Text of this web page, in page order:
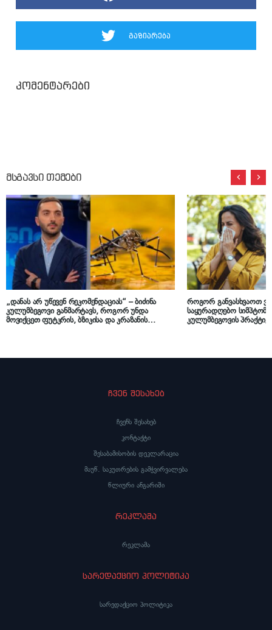
გაზიარება
კომენტარები
მსგავსი თემები
„დანას არ უწევენ რეკომენდაციას“ – ბიძინა
კულუმბეგოვი განმარტავს, როგორ უნდა
მოვიქცეთ ფუტკრის, ბზიკისა და კრაზანის
როგორ განვასხვაოთ
საყურადღებო
კულუმბეგოვის
ჩვენ შესახებ
ჩვენს შესახებ
კონტაქტი
შესაბამისობის დეკლარაცია
მაუწ. საკუთრების გამჭვირვალება
წლიური ანგარიში
რეკლამა
რეკლამა
სარედაქციო პოლიტიკა
სარედაქციო პოლიტიკა